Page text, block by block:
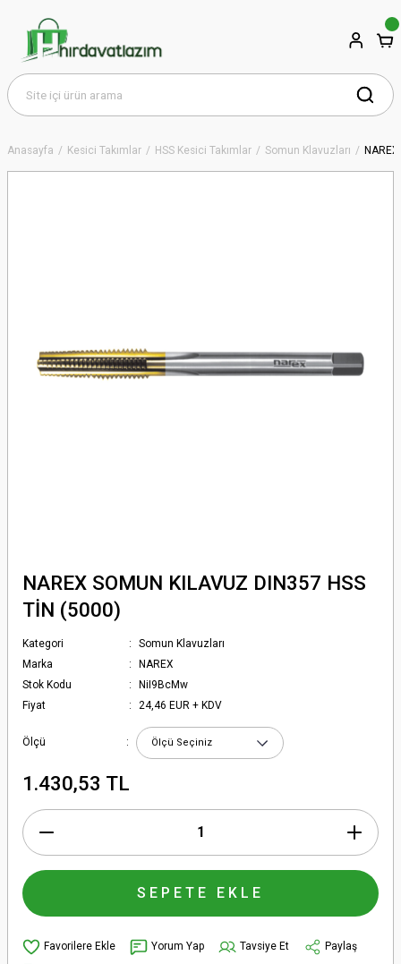
Anasayfa Kesici Takımlar HSS Kesici Takımlar Somun Klavuzları
NAREX SOMUN KILAVUZ DIN357 HSS
TİN (5000)
Kategori
Somun Klavuzları
Marka
NAREX
Stok Kodu
NiI9BcMw
Fiyat
24,46 EUR + KDV
Ölçü
1.430,53 TL
SEPETE EKLE
Yorum Yap Tavsiye Et
Paylaş